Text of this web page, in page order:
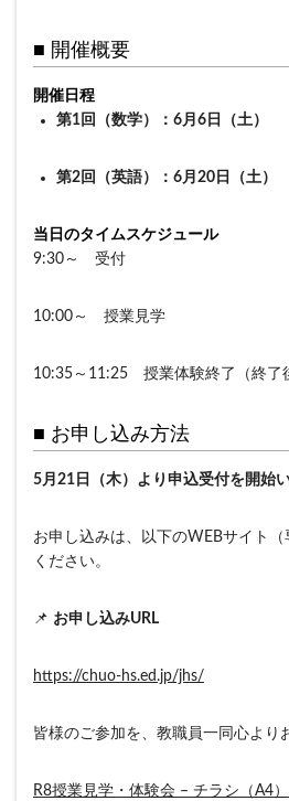
■ 開催概要
開催日程
第1回（数学）：6月6日（土）
第2回（英語）：6月20日（土）
当日のタイムスケジュール
9:30～ 受付
10:00～ 授業見学
10:35～11:25 授業体験終了（終了
■ お申し込み方法
5月21日（木）より申込受付を開始い
お申し込みは、以下のWEBサイト
ください。
📌 お申し込みURL
https://chuo-hs.ed.jp/jhs/
皆様のご参加を、教職員一同心より
R8授業見学・体験会 – チラシ（A4）